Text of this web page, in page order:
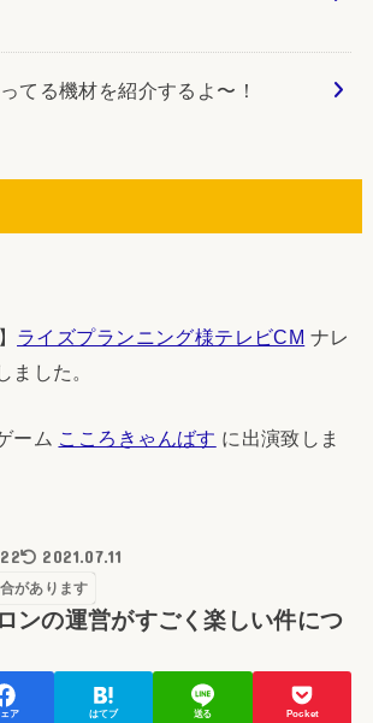
てる機材を紹介するよ〜！
ライズプランニング様テレビCM ナレ
ました。
ーム こころきゃんばす に出演致しま
2021.07.11
があります
ンの運営がすごく楽しい件につ
ア はてブ 送る Pocket